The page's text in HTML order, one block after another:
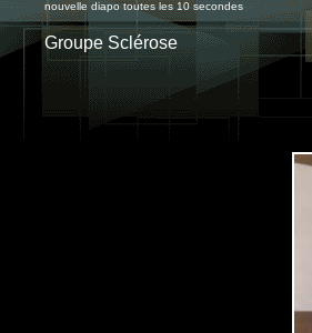
nouvelle diapo toutes les 10 secondes
Groupe Sclérose